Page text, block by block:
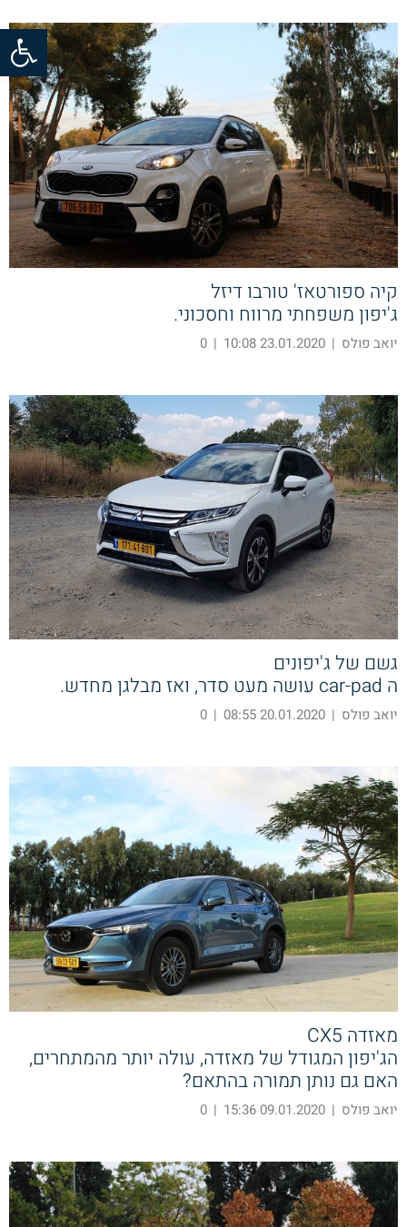
פתח
קיה ספורטאז' טורבו דיזל
ג'יפון משפחתי מרווח וחסכוני.
יואב פולס |
23.01.2020 10:08
|
0
גשם של ג'יפונים
ה car-pad עושה מעט סדר, ואז מבלגן מחדש.
יואב פולס |
20.01.2020 08:55
|
0
מאזדה CX5
הג'יפון המגודל של מאזדה, עולה יותר מהמתחרים,
האם גם נותן תמורה בהתאם?
יואב פולס |
09.01.2020 15:36
|
0